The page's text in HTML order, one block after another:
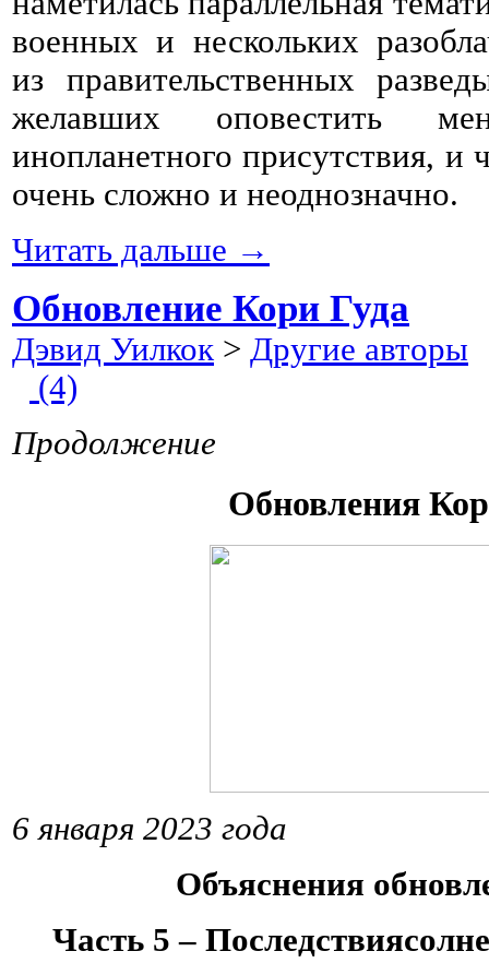
военных и нескольких
из правительственных
желавших оповестить
инопланетного присутствия, и
очень сложно и неоднозначно.
Читать дальше →
Обновление Кори Гуда
Дэвид Уилкок > Другие авторы
(4)
Продолжение
Обновления
6 января 2023 года
Объяснения
Часть 5 –